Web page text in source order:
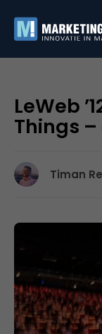
LeWeb
Things –
Timan